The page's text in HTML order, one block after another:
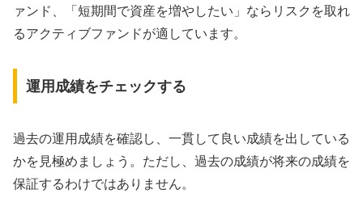
ァンド、「短期間で資産を増やしたい」ならリスクを取れ
るアクティブファンドが適しています。
運用成績をチェックする
過去の運用成績を確認し、一貫して良い成績を出している
かを見極めましょう。ただし、過去の成績が将来の成績を
保証するわけではありません。